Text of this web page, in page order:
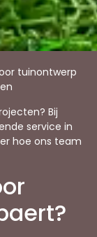
tuinontwerp
Bij
service in
hoe ons team